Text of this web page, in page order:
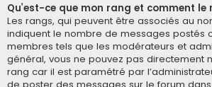
Qu’est-ce que mon rang et comment le
Les rangs, qui peuvent être associés au
indiquent le nombre de messages postés
membres tels que les modérateurs et
général, vous ne pouvez pas directement
rang car il est paramétré par
de poster des messages sur le forum